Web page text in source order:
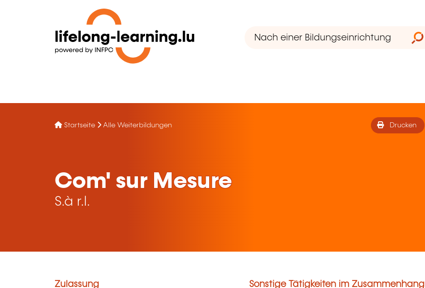
Startseite Alle Weiterbildungen Drucken
Com' sur Mesure
S.à r.l.
Zulassung
Sonstige Tätigkeiten im Zusammenhang